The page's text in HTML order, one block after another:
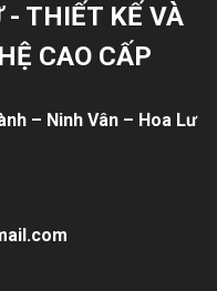
THIẾT KẾ VÀ
CAO CẤP
– Ninh Vân – Hoa Lư